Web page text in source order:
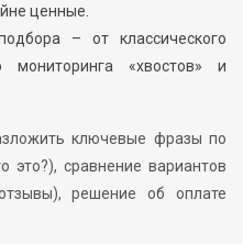
ценные.
– от классического
мониторинга «хвостов» и
ключевые фразы по
это?), сравнение вариантов
решение об оплате